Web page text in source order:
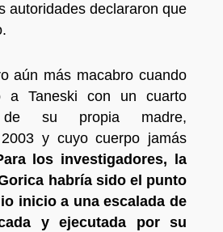
autoridades declararon que
aún más macabro cuando
a Taneski con un cuarto
su propia madre,
y cuyo cuerpo jamás
los investigadores, la
habría sido el punto
inicio a una escalada de
y ejecutada por su